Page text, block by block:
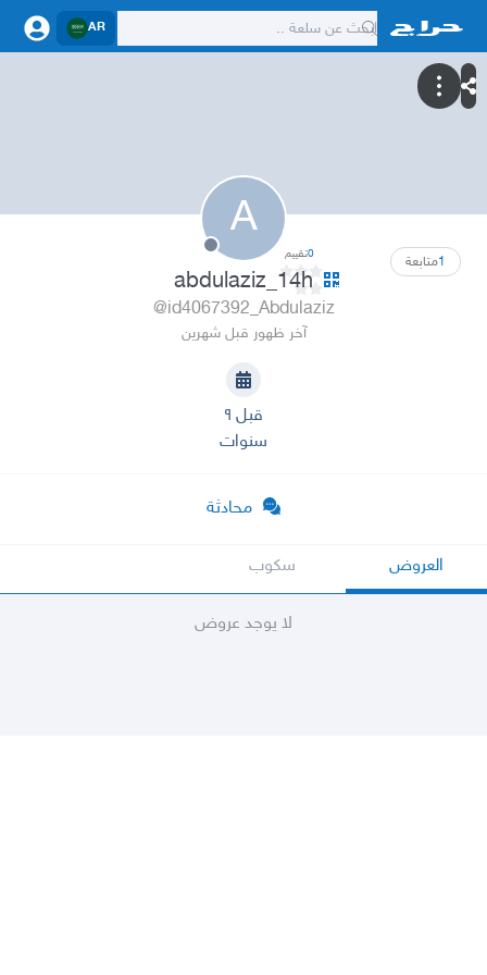
AR
A
1متابعة 0تقييم
abdulaziz_14h
@id4067392_Abdulaziz
آخر ظهور قبل شهرين
قبل ٩
سنوات
محادثة
العروض سكوب
لا يوجد عروض